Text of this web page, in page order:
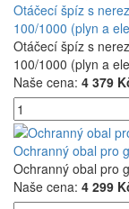
Otáčecí špíz s
100/1000 (plyn a
Otáčecí špíz s
100/1000 (plyn a
Naše cena: 4 379
Ochranný obal pro
Ochranný obal pro
Naše cena: 4 299